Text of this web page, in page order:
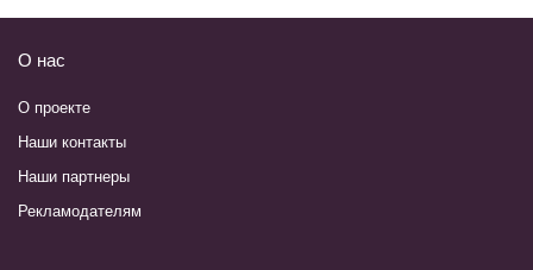
О нас
О проекте
Наши контакты
Наши партнеры
Рекламодателям